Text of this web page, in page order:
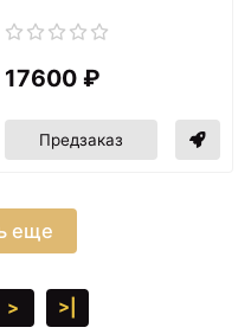
17600 ₽
Предзаказ
еще
> >|